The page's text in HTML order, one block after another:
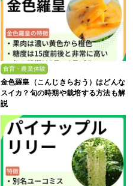
食育・農業体験
金色羅皇（こんじきらおう）はどんな
スイカ？旬の時期や栽培する方法も解
説